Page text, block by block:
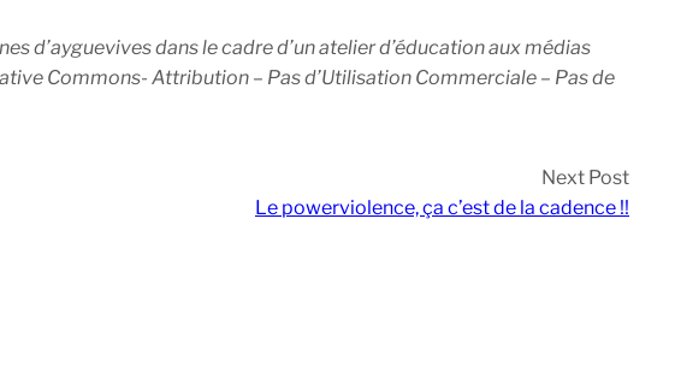
d’ayguevives dans le cadre d’un atelier d’éducation aux médias
Commons- Attribution – Pas d’Utilisation Commerciale – Pas de
Next Post
Le powerviolence, ça c’est de la cadence !!